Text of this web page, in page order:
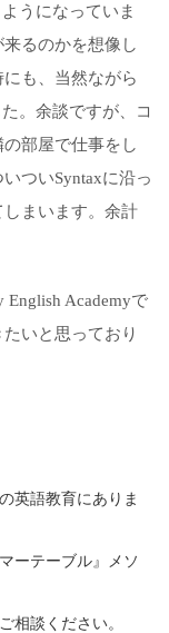
うになっていま
るのかを想像し
も、当然ながら
。余談ですが、コ
部屋で仕事をし
ついSyntaxに沿っ
まいます。余計
Academyで
いと思っており
英語教育にありま
ーテーブル』メソ
相談ください。